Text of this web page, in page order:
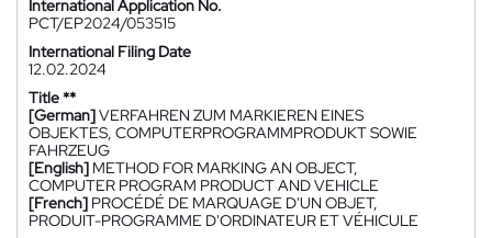
International Application No.
PCT/EP2024/053515
International Filing Date
12.02.2024
Title **
[German]VERFAHREN ZUM MARKIEREN EINES
OBJEKTES, COMPUTERPROGRAMMPRODUKT SOWIE
FAHRZEUG
[English] METHOD FOR MARKING AN OBJECT,
COMPUTER PROGRAM PRODUCT AND VEHICLE
[French] PROCÉDÉ DE MARQUAGE D'UN OBJET,
PRODUIT-PROGRAMME D'ORDINATEUR ET VÉHICULE